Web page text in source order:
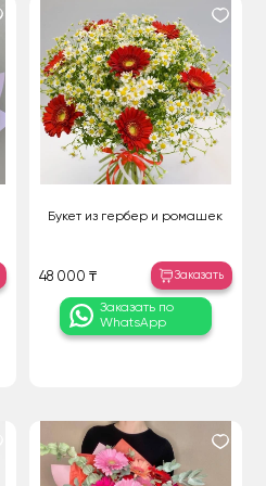
Букет из гербер и ромашек
48 000 ₸ Заказать
Заказать по
WhatsApp